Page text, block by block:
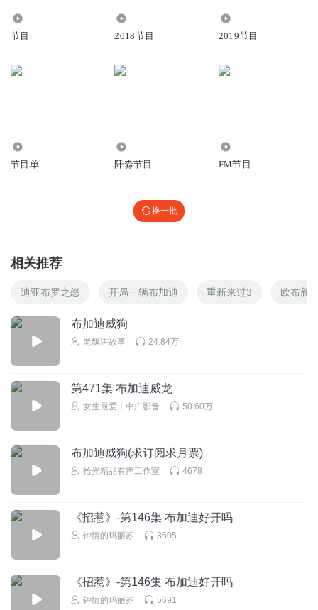
节目 2018节目 2019节目
节目单 阡淼节目 FM节目
换一批
相关推荐
迪亚布罗之怒 开局一辆布加迪 重新来过3 欧布新
布加迪威狗
老飘讲故事 24.84万
第471集 布加迪威龙
女生最爱丨中广影音 50.60万
布加迪威狗(求订阅求月票)
拾光精品有声工作室 4678
《招惹》-第146集 布加迪好开吗
钟情的玛丽苏 3605
《招惹》-第146集 布加迪好开吗
钟情的玛丽苏 5691